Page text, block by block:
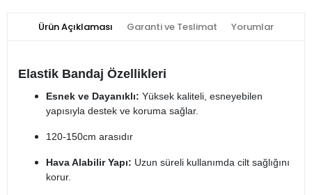
Ürün Açıklaması Garanti ve Teslimat Yorumlar
Elastik Bandaj Özellikleri
Esnek ve Dayanıklı: Yüksek kaliteli, esneyebilen
yapısıyla destek ve koruma sağlar.
120-150cm arasıdır
Hava Alabilir Yapı: Uzun süreli kullanımda cilt sağlığını
korur.